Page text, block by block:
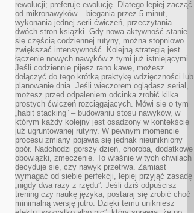
rewolucji; preferuje ewolucję. Dlatego lepiej zacząć
od mikronawyków – biegania przez 5 minut,
wykonania jednej serii ćwiczeń, przeczytania
dwóch stron książki. Gdy nowa aktywność stanie
się częścią codziennej rutyny, można stopniowo
zwiększać intensywność. Kolejną strategią jest
łączenie nowych nawyków z tymi już istniejącymi.
Jeśli codziennie pijesz rano kawę, możesz
dołączyć do tego krótką praktykę wdzięczności lub
planowanie dnia. Jeśli wieczorem oglądasz serial,
możesz przed odpaleniem odcinka zrobić kilka
prostych ćwiczeń rozciągających. Mówi się o tym
„habit stacking” – budowaniu stosu nawyków, w
którym każdy kolejny jest osadzony w kontekście
już ugruntowanej rutyny. W pewnym momencie
procesu zmiany pojawia się jednak nieunikniony
opór. Nadchodzi gorszy dzień, choroba, dodatkowe
obowiązki, zmęczenie. To właśnie w tych chwilach
decyduje się, czy nawyk przetrwa. Zamiast
wymagać od siebie perfekcji, lepiej przyjąć zasadę
„nigdy dwa razy z rzędu”. Jeśli dziś odpuścisz
trening czy naukę języka, postaraj się zrobić choć
minimalną wersję jutro. Dzięki temu unikniesz